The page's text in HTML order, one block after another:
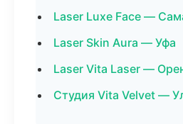
Laser Luxe Face —
Laser Skin Aura — Уфа
Laser Vita Laser —
Студия Vita Velvet —